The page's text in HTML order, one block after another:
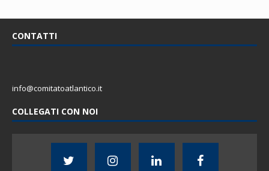
CONTATTI
info@comitatoatlantico.it
COLLEGATI CON NOI